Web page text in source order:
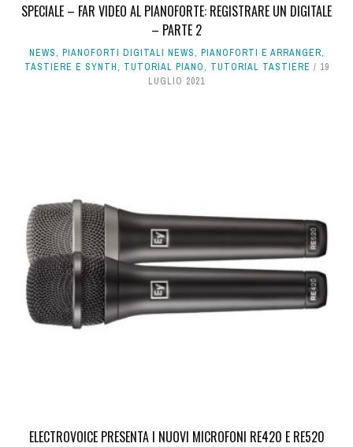
SPECIALE – FAR VIDEO AL PIANOFORTE: REGISTRARE UN DIGITALE
– PARTE 2
NEWS, PIANOFORTI DIGITALI NEWS, PIANOFORTI E ARRANGER,
TASTIERE E SYNTH, TUTORIAL PIANO, TUTORIAL TASTIERE
19
LUGLIO 2021
ELECTROVOICE PRESENTA I NUOVI MICROFONI RE420 E RE520